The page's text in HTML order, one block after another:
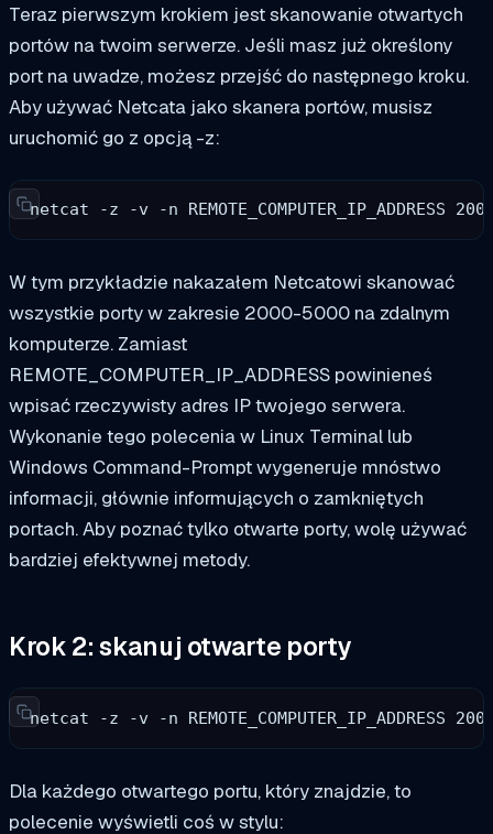
Teraz pierwszym krokiem jest skanowanie otwartych
portów na twoim serwerze. Jeśli masz już określony
port na uwadze, możesz przejść do następnego kroku.
Aby używać Netcata jako skanera portów, musisz
uruchomić go z opcją -z:
netcat -z -v -n REMOTE_COMPUTER_IP_ADDRESS
W tym przykładzie nakazałem Netcatowi skanować
wszystkie porty w zakresie 2000-5000 na zdalnym
komputerze. Zamiast
REMOTE_COMPUTER_IP_ADDRESS powinieneś
wpisać rzeczywisty adres IP twojego serwera.
Wykonanie tego polecenia w Linux Terminal lub
Windows Command-Prompt wygeneruje mnóstwo
informacji, głównie informujących o zamkniętych
portach. Aby poznać tylko otwarte porty, wolę używać
bardziej efektywnej metody.
Krok 2: skanuj otwarte porty
netcat -z -v -n REMOTE_COMPUTER_IP_ADDRESS
Dla każdego otwartego portu, który znajdzie, to
polecenie wyświetli coś w stylu: